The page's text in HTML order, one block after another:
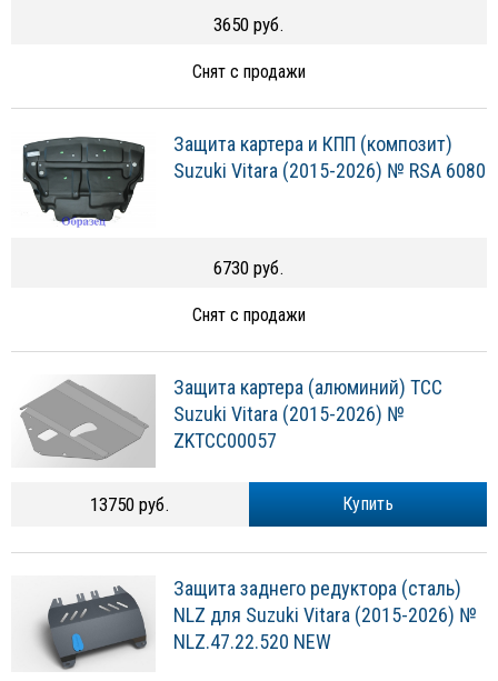
3650 руб.
Снят с продажи
Защита картера и КПП (композит)
Suzuki Vitara (2015-2026) № RSA 6080
6730 руб.
Снят с продажи
Защита картера (алюминий) ТСС
Suzuki Vitara (2015-2026) №
ZKTCC00057
Купить
13750 руб.
Защита заднего редуктора (сталь)
NLZ для Suzuki Vitara (2015-2026) №
NLZ.47.22.520 NEW